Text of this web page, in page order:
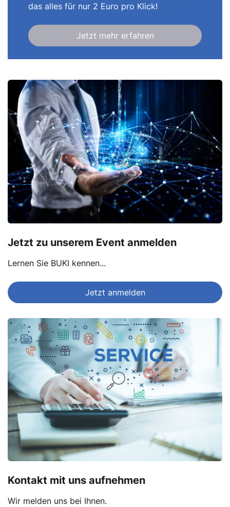
das alles für nur 2 Euro pro Klick!
Jetzt mehr erfahren
Jetzt zu unserem Event anmelden
Lernen Sie BUKI kennen...
Jetzt anmelden
Kontakt mit uns aufnehmen
Wir melden uns bei Ihnen.